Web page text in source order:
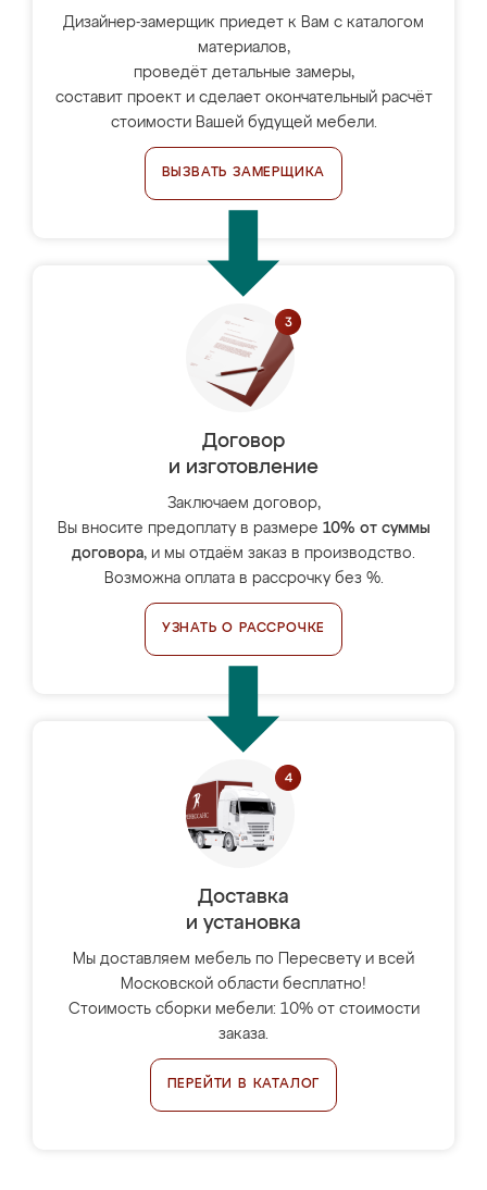
Дизайнер-замерщик приедет к Вам с каталогом
материалов,
проведёт детальные замеры,
составит проект и сделает окончательный расчёт
стоимости Вашей будущей мебели.
ВЫЗВАТЬ ЗАМЕРЩИКА
Договор
и изготовление
Заключаем договор,
Вы вносите предоплату в размере 10% от суммы
договора, и мы отдаём заказ в производство.
Возможна оплата в рассрочку без %.
УЗНАТЬ О РАССРОЧКЕ
Доставка
и установка
Мы доставляем мебель по Пересвету и всей
Московской области бесплатно!
Стоимость сборки мебели: 10% от стоимости
заказа.
ПЕРЕЙТИ В КАТАЛОГ